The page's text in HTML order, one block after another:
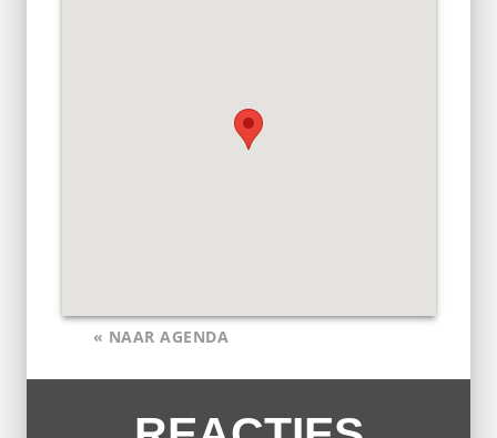
« NAAR AGENDA